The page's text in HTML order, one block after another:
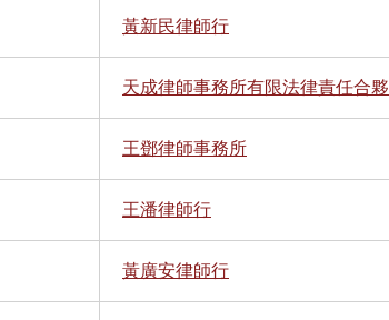
黃新民律師行
天成律師事務所有限法律責任合夥
王鄧律師事務所
王潘律師行
黃廣安律師行